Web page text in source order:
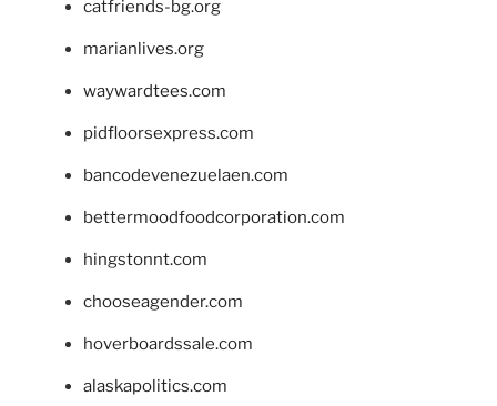
catfriends-bg.org
marianlives.org
waywardtees.com
pidfloorsexpress.com
bancodevenezuelaen.com
bettermoodfoodcorporation.com
hingstonnt.com
chooseagender.com
hoverboardssale.com
alaskapolitics.com